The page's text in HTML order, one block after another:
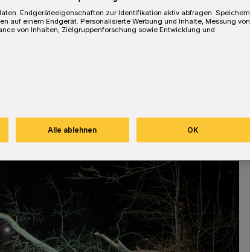
Endgeräteeigenschaften zur Identifikation aktiv abfragen. Speichern
auf einem Endgerät. Personalisierte Werbung und Inhalte, Messung von
von Inhalten, Zielgruppenforschung sowie Entwicklung und
Alle ablehnen OK